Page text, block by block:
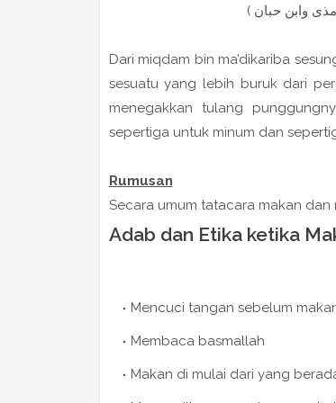
وابن حبان )
Dari miqdam bin ma’dikariba
sesuatu yang lebih buruk dari
menegakkan tulang
sepertiga untuk minum dan
Rumusan
Secara umum tatacara makan
Adab dan Etika ketika
Mencuci tangan sebelum
Membaca basmallah
Makan di mulai dari yang